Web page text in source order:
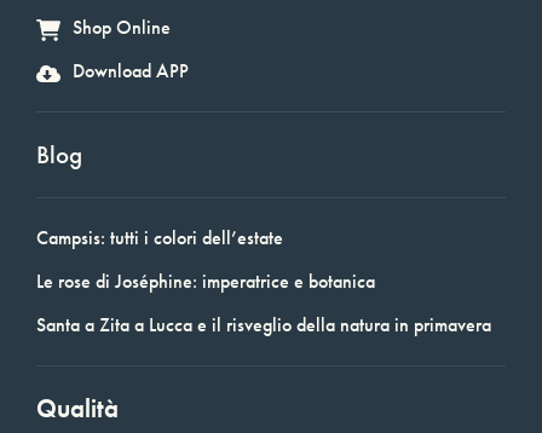
Shop Online
Download APP
Blog
Campsis: tutti i colori dell’estate
Le rose di Joséphine: imperatrice e botanica
Santa a Zita a Lucca e il risveglio della natura in primavera
Qualità